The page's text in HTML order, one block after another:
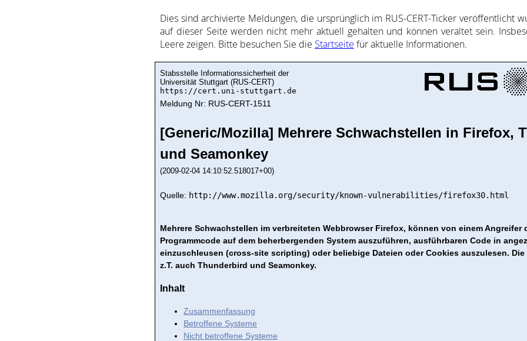
Dies sind ar­chi­vie­rte Mel­dung­en, die ur­sprüng­lich im RUS-CERT-Ticker ver­öf­fent­licht
auf dieser Sei­te wer­den nicht mehr ak­tu­ell ge­halte­n und kön­nen ver­al­tet sein.
Lee­re zei­gen. Bitte be­such­en Sie die Start­sei­te für ak­tu­elle In­for­ma­ti­on­en.
Stabsstelle Informationssicherheit der
Universität Stuttgart (RUS-CERT)
https://cert.uni-stuttgart.de
Meldung Nr: RUS-CERT-1511
[Generic/Mozilla] Mehrere Schwachstellen in Firefox,
und Seamonkey
(2009-02-04 14:10:52.518017+00)
Quelle: http://www.mozilla.org/security/known-vulnerabilities/firefox30.html
Mehrere Schwachstellen im verbreiteten Webbrowser Firefox, können von einem Angreifer
Programmcode auf dem beherbergenden System auszuführen, ausführbaren Code in
einzuschleusen (cross-site scripting) oder beliebige Dateien oder Cookies auszulesen.
z.T. auch Thunderbird und Seamonkey.
Inhalt
Zusammenfassung
Betroffene Systeme
Nicht betroffene Systeme